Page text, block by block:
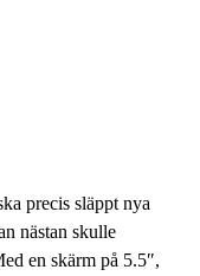
precis släppt nya
nästan skulle
en skärm på 5.5″,